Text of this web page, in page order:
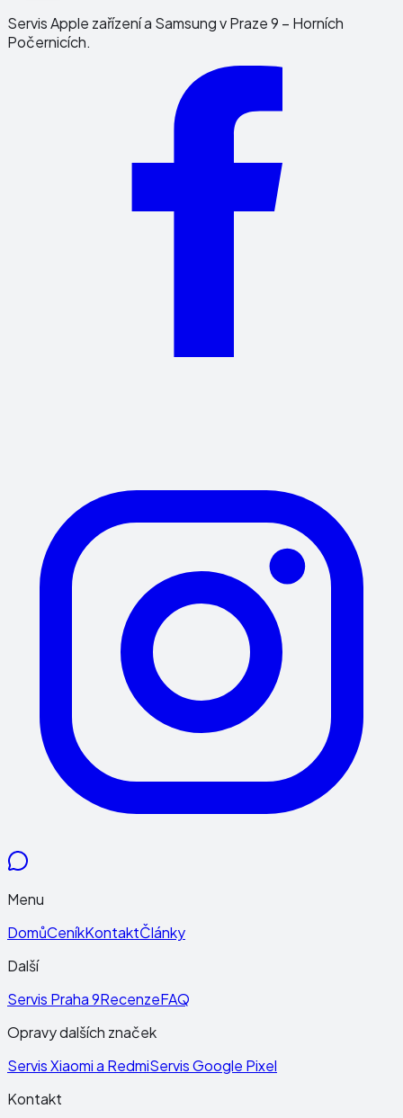
Servis Apple zařízení a Samsung v Praze 9 – Horních
Počernicích.
Menu
DomůCeníkKontaktČlánky
Další
Servis Praha 9RecenzeFAQ
Opravy dalších značek
Servis Xiaomi a RedmiServis Google Pixel
Kontakt